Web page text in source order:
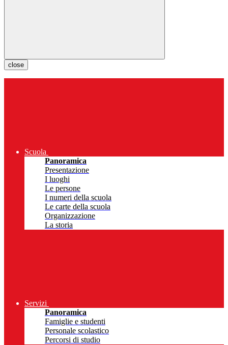
close
Scuola
Panoramica
Presentazione
I luoghi
Le persone
I numeri della scuola
Le carte della scuola
Organizzazione
La storia
Servizi
Panoramica
Famiglie e studenti
Personale scolastico
Percorsi di studio